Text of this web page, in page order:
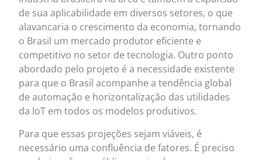
de sua aplicabilidade em diversos setores, o que
alavancaria o crescimento da economia, tornando
o Brasil um mercado produtor eficiente e
competitivo no setor de tecnologia. Outro ponto
abordado pelo projeto é a necessidade existente
para que o Brasil acompanhe a tendência global
de automação e horizontalização das utilidades
da IoT em todos os modelos produtivos.
Para que essas projeções sejam viáveis, é
necessário uma confluência de fatores. É preciso